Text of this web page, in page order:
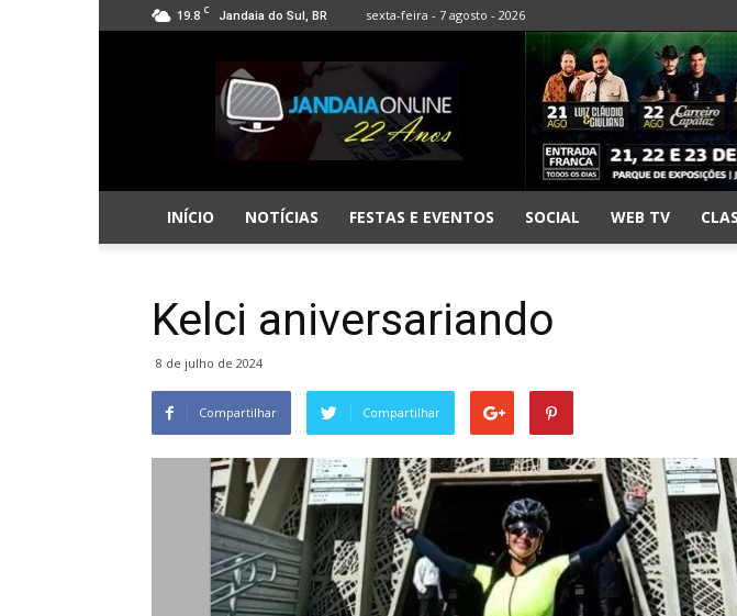
19.8 C Jandaia do Sul, BR sexta-feira - 7 agosto - 2026
Jandaia
Online
INÍCIO NOTÍCIAS FESTAS E EVENTOS SOCIAL WEB TV
Kelci aniversariando
8 de julho de 2024
Compartilhar Compartilhar